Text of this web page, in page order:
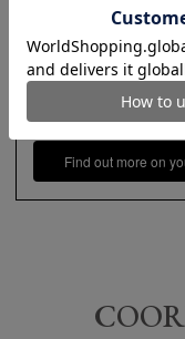
お手入れ方法
水
*詳
い
【お届け希望日につき
※最短日のお届けとなり
通常は、平日営業日2
また連休時、セール時
す。
予めご了承くださいま
＞直営店へのお問い合わ
158cm
Waist
Find out more on